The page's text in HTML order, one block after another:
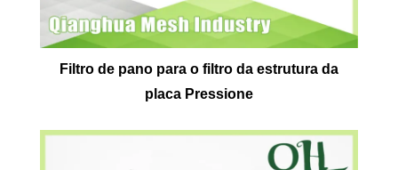
Filtro de pano para o filtro da estrutura da
placa Pressione